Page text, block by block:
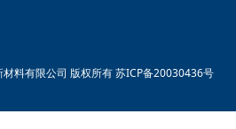
料有限公司 版权所有苏ICP备20030436号